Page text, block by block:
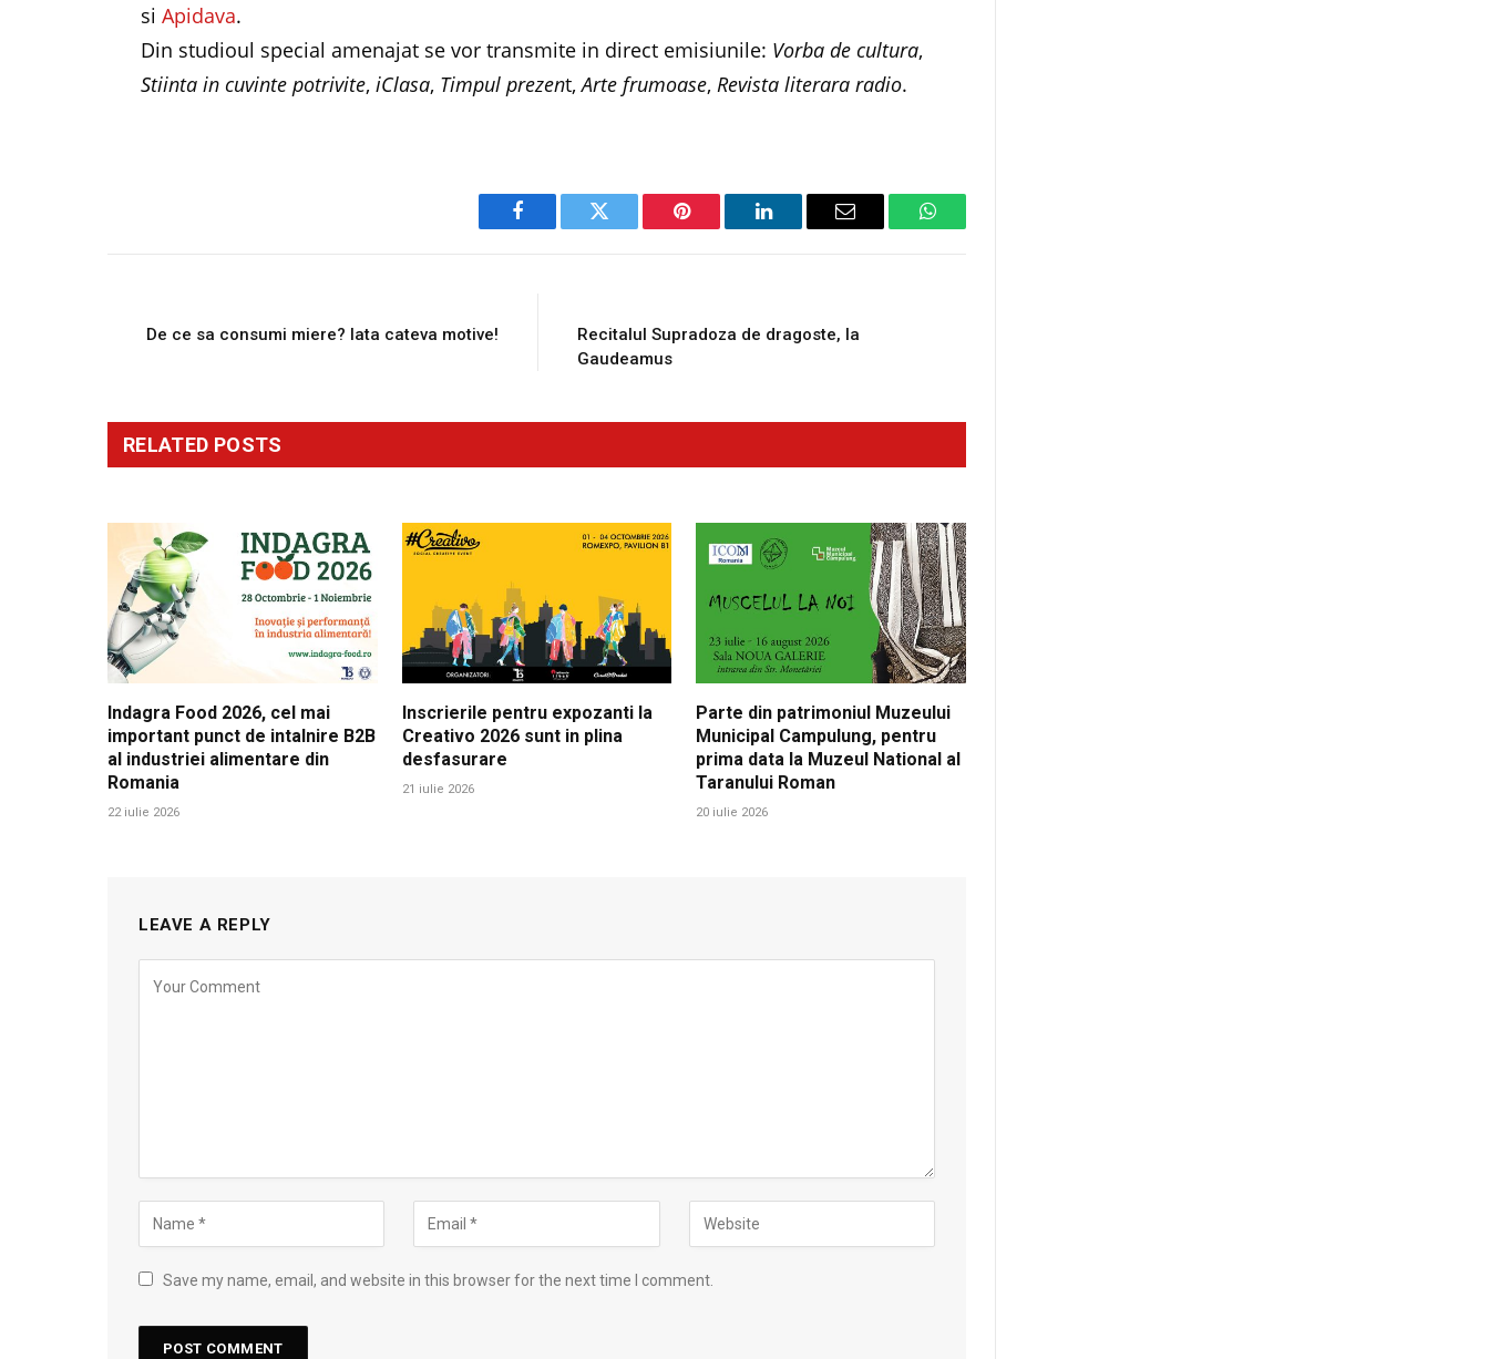
siApidava.
Din studioul special amenajat se vor transmite in direct emisiunile: Vorba de cultura,
Stiinta in cuvinte potrivite,iClasa, Timpul prezent,Arte frumoase,Revista literara radio.
Facebook Twitter Pinterest LinkedIn Email WhatsApp
De ce sa consumi miere? Iata cateva motive!
Recitalul Supradoza de dragoste, la
Gaudeamus
RELATED POSTS
Indagra Food 2026, cel mai
important punct de intalnire B2B
al industriei alimentare din
Romania
22 iulie 2026
Inscrierile pentru expozanti la
Creativo 2026 sunt in plina
desfasurare
21 iulie 2026
Parte din patrimoniul Muzeului
Municipal Campulung, pentru
prima data la Muzeul National al
Taranului Roman
20 iulie 2026
LEAVE A REPLY
Save my name, email, and website in this browser for the next time I comment.